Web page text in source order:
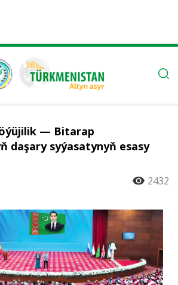
— Bitarap
daşary syýasatynyň esasy
2432